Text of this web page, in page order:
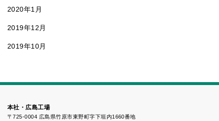
2020年1月
2019年12月
2019年10月
本社・広島工場
〒725-0004 広島県竹原市東野町字下垣内1660番地